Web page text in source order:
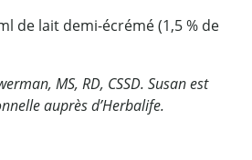
de lait demi-écrémé (1,5 % de
MS, RD, CSSD. Susan est
auprès d’Herbalife.